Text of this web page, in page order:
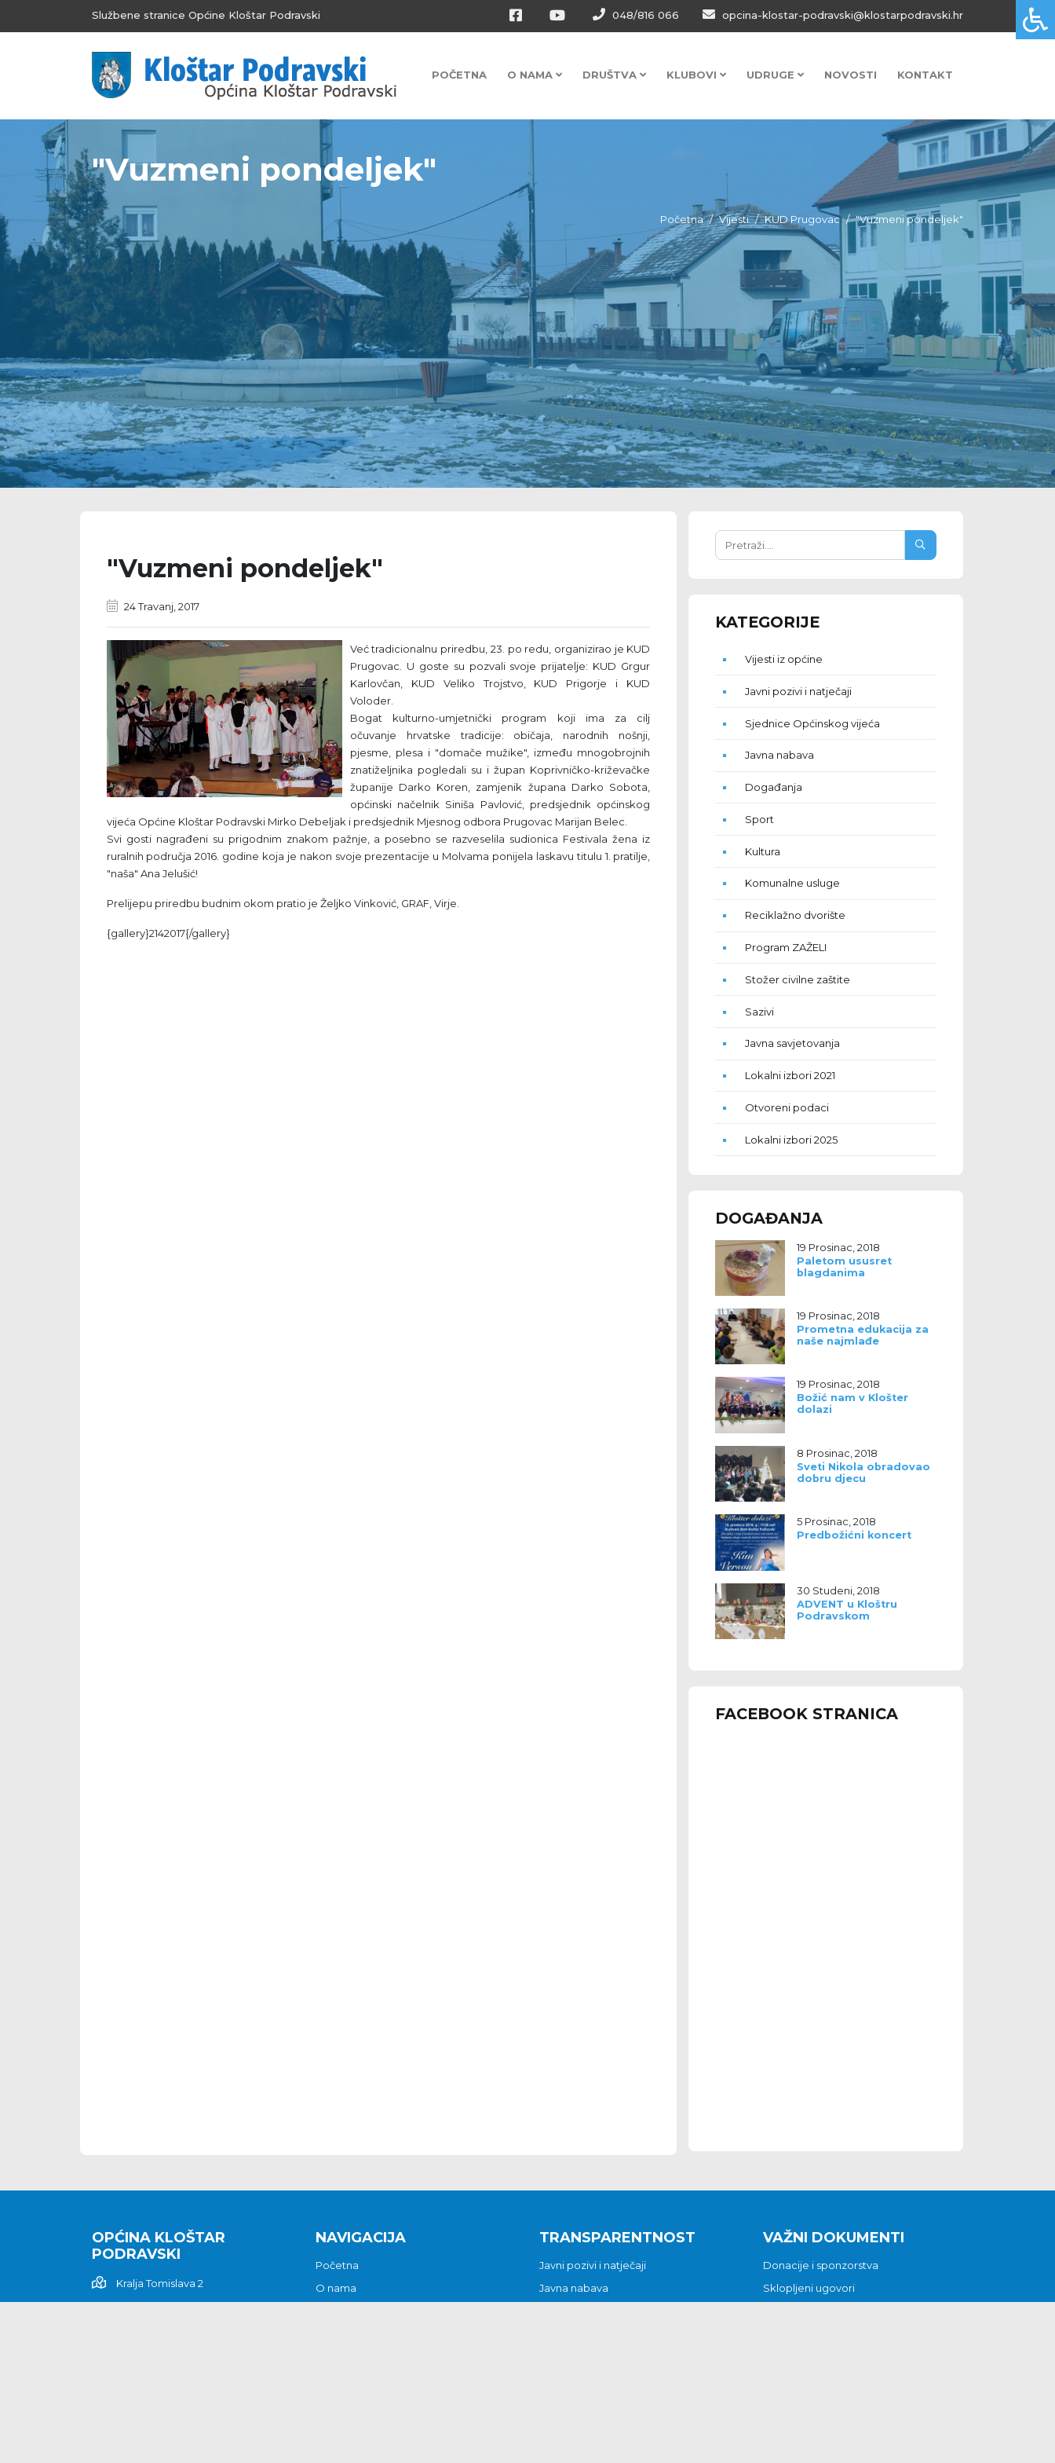
Službene stranice Općine Kloštar Podravski 048/816 066 opcina-klostar-podravski@klostarpodravski.hr
POČETNA O NAMA DRUŠTVA KLUBOVI UDRUGE NOVOSTI KONTAKT
"Vuzmeni pondeljek"
Početna Vijesti KUD Prugovac "Vuzmeni pondeljek"
"Vuzmeni pondeljek"
24 Travanj, 2017
Već tradicionalnu priredbu, 23. po redu, organizirao je KUD
Prugovac. U goste su pozvali svoje prijatelje: KUD Grgur
Karlovčan, KUD Veliko Trojstvo, KUD Prigorje i KUD
Voloder.
Bogat kulturno-umjetnički program koji ima za cilj
očuvanje hrvatske tradicije: običaja, narodnih nošnji,
pjesme, plesa i "domače mužike", između mnogobrojnih
znatiželjnika pogledali su i župan Koprivničko-križevačke
županije Darko Koren, zamjenik župana Darko Sobota,
općinski načelnik Siniša Pavlović, predsjednik općinskog
vijeća Općine Kloštar Podravski Mirko Debeljak i predsjednik Mjesnog odbora Prugovac Marijan Belec.
Svi gosti nagrađeni su prigodnim znakom pažnje, a posebno se razveselila sudionica Festivala žena iz
ruralnih područja 2016. godine koja je nakon svoje prezentacije u Molvama ponijela laskavu titulu 1. pratilje,
"naša" Ana Jelušić!
Prelijepu priredbu budnim okom pratio je Željko Vinković, GRAF, Virje.
{gallery}2142017{/gallery}
KATEGORIJE
Vijesti iz općine
Javni pozivi i natječaji
Sjednice Općinskog vijeća
Javna nabava
Događanja
Sport
Kultura
Komunalne usluge
Reciklažno dvorište
Program ZAŽELI
Stožer civilne zaštite
Sazivi
Javna savjetovanja
Lokalni izbori 2021
Otvoreni podaci
Lokalni izbori 2025
DOGAĐANJA
19 Prosinac, 2018
Paletom ususret
blagdanima
19 Prosinac, 2018
Prometna edukacija za
naše najmlađe
19 Prosinac, 2018
Božić nam v Klošter
dolazi
8 Prosinac, 2018
Sveti Nikola obradovao
dobru djecu
5 Prosinac, 2018
Predbožićni koncert
30 Studeni, 2018
ADVENT u Kloštru
Podravskom
FACEBOOK STRANICA
OPĆINA KLOŠTAR
PODRAVSKI
Kralja Tomislava 2
NAVIGACIJA
Početna
O nama
TRANSPARENTNOST
Javni pozivi i natječaji
Javna nabava
VAŽNI DOKUMENTI
Donacije i sponzorstva
Sklopljeni ugovori